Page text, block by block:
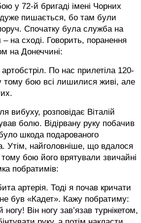
у 72-й бригаді імені Чорних
дуже пишається, бо там були
Спочатку була служба на
– на сході. Говорить, поранення
на Донеччині:
По нас прилетіла 120-
тому бою всі лишилися живі, але
вибуху, розповідає Віталій
болю. Відірвану руку побачив
шкода подарованого
Утім, найголовніше, що вдалося
бою його врятували звичайні
побратимів:
артерія. Тоді я почав кричати
був «Кадет». Кажу побратиму:
Він ногу зав’язав турнікетом,